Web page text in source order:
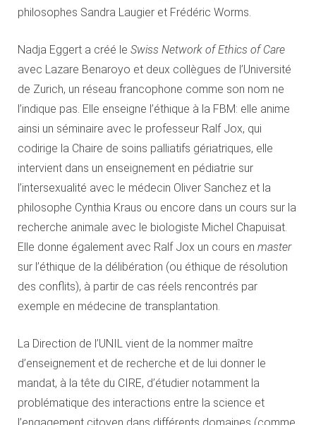
philosophes Sandra Laugier et Frédéric Worms.
Nadja Eggert a créé le Swiss Network of Ethics of Care
avec Lazare Benaroyo et deux collègues de l’Université
de Zurich, un réseau francophone comme son nom ne
l’indique pas. Elle enseigne l’éthique à la FBM: elle anime
ainsi un séminaire avec le professeur Ralf Jox, qui
codirige la Chaire de soins palliatifs gériatriques, elle
intervient dans un enseignement en pédiatrie sur
l’intersexualité avec le médecin Oliver Sanchez et la
philosophe Cynthia Kraus ou encore dans un cours sur la
recherche animale avec le biologiste Michel Chapuisat.
Elle donne également avec Ralf Jox un cours en master
sur l’éthique de la délibération (ou éthique de résolution
des conflits), à partir de cas réels rencontrés par
exemple en médecine de transplantation.
La Direction de l’UNIL vient de la nommer maître
d’enseignement et de recherche et de lui donner le
mandat, à la tête du CIRE, d’étudier notamment la
problématique des interactions entre la science et